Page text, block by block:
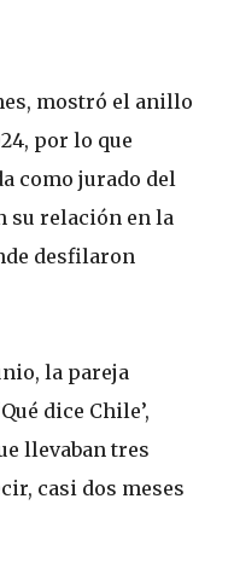
mostró el anillo
por lo que
como jurado del
su relación en la
desfilaron
la pareja
dice Chile’,
llevaban tres
casi dos meses